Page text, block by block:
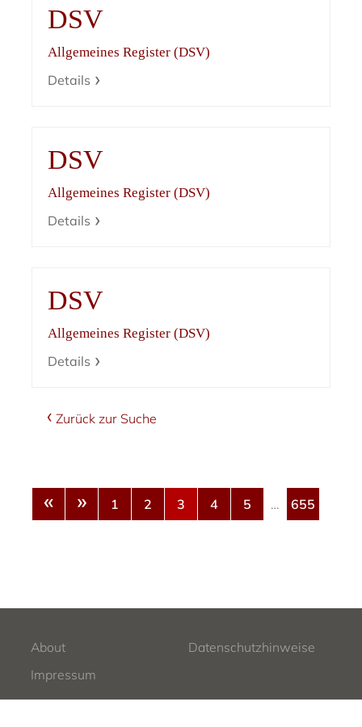
DSV
Allgemeines Register (DSV)
Details
DSV
Allgemeines Register (DSV)
Details
DSV
Allgemeines Register (DSV)
Details
Zurück zur Suche
« » 1 2 3 4 5 … 655
About
Datenschutzhinweise
Impressum